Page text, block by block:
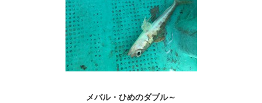
メバル・ひめのダブル～